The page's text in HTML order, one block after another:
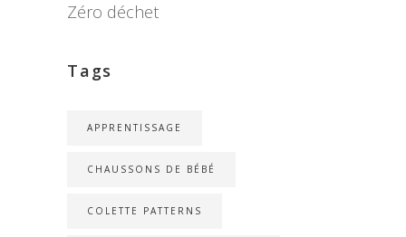
Zéro déchet
Tags
APPRENTISSAGE
CHAUSSONS DE BÉBÉ
COLETTE PATTERNS